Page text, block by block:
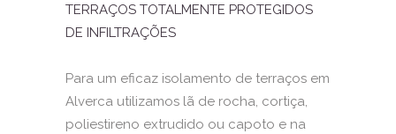
TERRAÇOS TOTALMENTE PROTEGIDOS
DE INFILTRAÇÕES
Para um eficaz isolamento de terraços em
Alverca utilizamos lã de rocha, cortiça,
poliestireno extrudido ou capoto e na